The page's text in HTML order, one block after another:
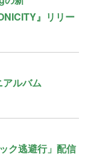
』リリー
ルバム
ク逃避行」配信